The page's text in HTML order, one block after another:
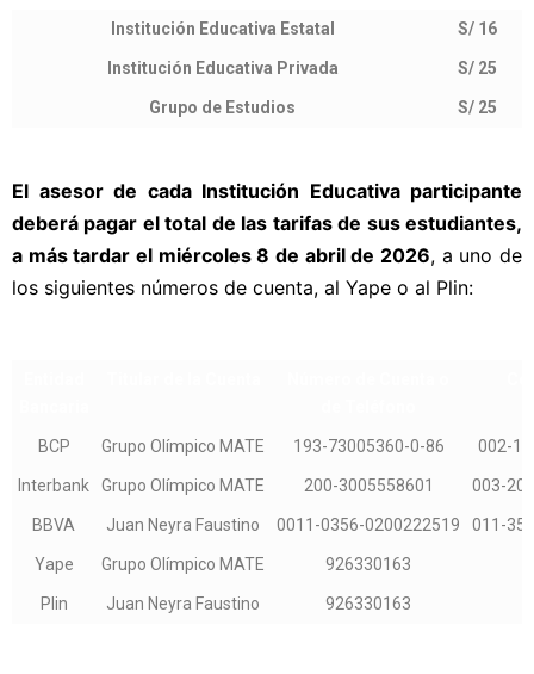
Institución Educativa Estatal S/ 16
Institución Educativa Privada S/ 25
Grupo de Estudios S/ 25
El asesor de cada Institución Educativa participante
deberá pagar el total de las tarifas de sus estudiantes,
a más tardar el miércoles 8 de abril de 2026, a uno de
los siguientes números de cuenta, al Yape o al Plin:
BCP Grupo Olímpico MATE 193-73005360-0-86 002-
Interbank Grupo Olímpico MATE 200-3005558601 003-
BBVA Juan Neyra Faustino 0011-0356-0200222519 011-
Yape Grupo Olímpico MATE 926330163
Plin Juan Neyra Faustino 926330163